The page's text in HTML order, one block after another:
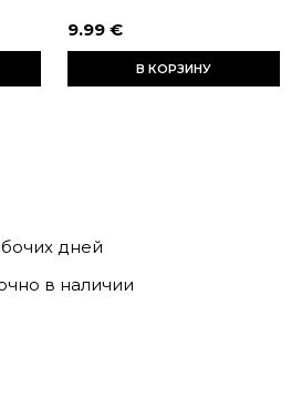
9.99 €
В КОРЗИНУ
дней
в наличии